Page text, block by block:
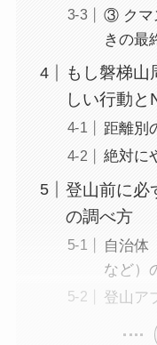
③ クマ
きの最
もし磐梯山
しい行動と
距離別
絶対に
登山前に必
の調べ方
自治体
など）
登山ア